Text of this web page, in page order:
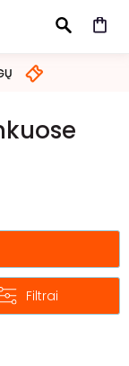
IEŠKOTI
Filtrai